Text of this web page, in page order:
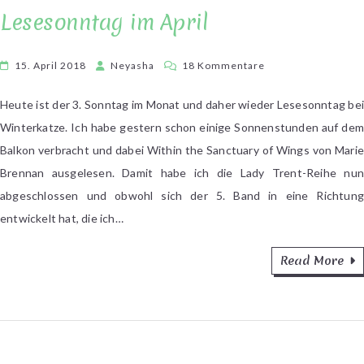
Lesesonntag im April
15. April 2018 Neyasha 18 Kommentare
im
Heute ist der 3. Sonntag im Monat und daher wieder Lesesonntag bei
Winterkatze. Ich habe gestern schon einige Sonnenstunden auf dem
Balkon verbracht und dabei Within the Sanctuary of Wings von Marie
Brennan ausgelesen. Damit habe ich die Lady Trent-Reihe nun
abgeschlossen und obwohl sich der 5. Band in eine Richtung
entwickelt hat, die ich…
Read More